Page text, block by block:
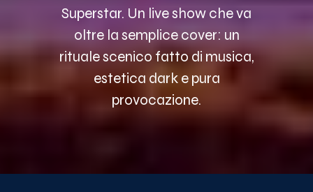
Superstar. Un live show che va
oltre la semplice cover: un
rituale scenico fatto di musica,
estetica dark e pura
provocazione.